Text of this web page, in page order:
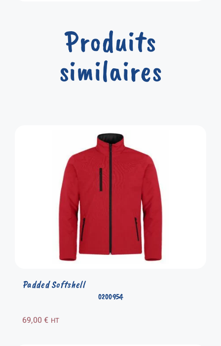
Produits
similaires
0200954
Padded Softshell
69,00€ HT